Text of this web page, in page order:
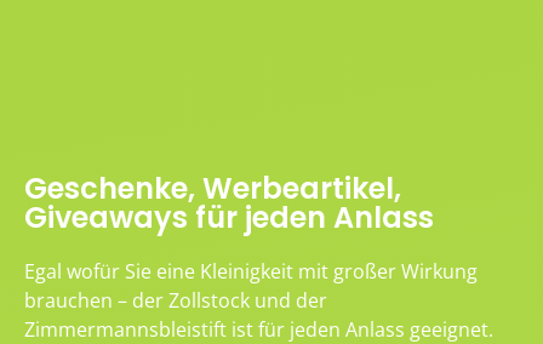
Geschenke, Werbeartikel,
Giveaways für jeden Anlass
Egal wofür Sie eine Kleinigkeit mit großer Wirkung
brauchen – der Zollstock und der
Zimmermannsbleistift ist für jeden Anlass geeignet.